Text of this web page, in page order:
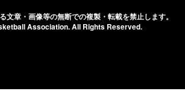
文章・画像等の無断での複製・転載を禁止します。
Association.All Rights Reserved.